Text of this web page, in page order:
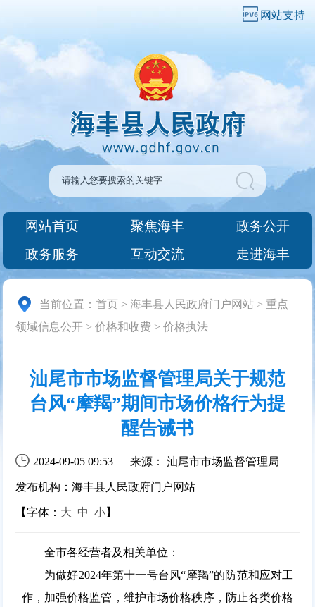
网站支持
网站首页 聚焦海丰
政务公开
政务服务
互动交流 走进海丰
当前位置：首页 >海丰县人民政府门户网站 >重点
领域信息公开 >价格和收费 >价格执法
汕尾市市场监督管理局关于规范
台风“摩羯”期间市场价格行为提
醒告诫书
2024-09-05 09:53 来源： 汕尾市市场监督管理局
发布机构：海丰县人民政府门户网站
【字体： 大 中 小】
全市各经营者及相关单位：
为做好2024年第十一号台风“摩羯”的防范和应对工
作，加强价格监管，维护市场价格秩序，防止各类价格